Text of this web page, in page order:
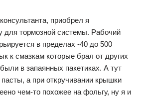
приобрел я
для тормозной системы. Рабочий
в пределах -40 до 500
к смазкам которые брал от других
в запаянных пакетиках. А тут
а при откручивании крышки
чем-то похожее на фольгу, ну я и